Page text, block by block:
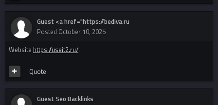
Guest <a href="https://bediva.ru
Posted October 10, 2025
Website https://useit2.ru/.
Quote
Guest Seo Backlinks